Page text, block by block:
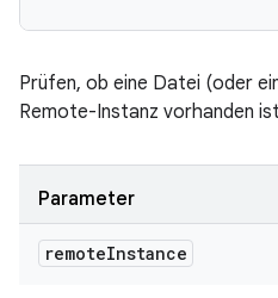
Prüfen, ob eine Datei (oder
Remote-Instanz vorhanden ist
Parameter
remoteInstance